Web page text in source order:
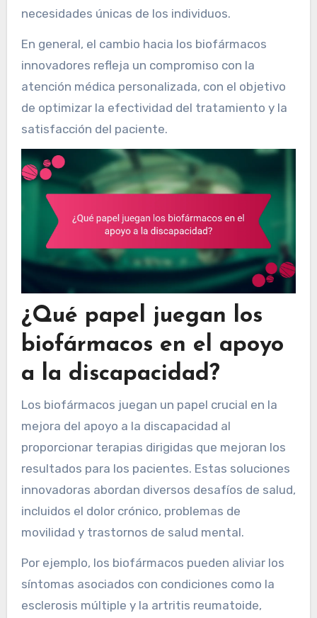
necesidades únicas de los individuos.
En general, el cambio hacia los biofármacos
innovadores refleja un compromiso con la
atención médica personalizada, con el objetivo
de optimizar la efectividad del tratamiento y la
satisfacción del paciente.
¿Qué papel juegan los
biofármacos en el apoyo
a la discapacidad?
Los biofármacos juegan un papel crucial en la
mejora del apoyo a la discapacidad al
proporcionar terapias dirigidas que mejoran los
resultados para los pacientes. Estas soluciones
innovadoras abordan diversos desafíos de salud,
incluidos el dolor crónico, problemas de
movilidad y trastornos de salud mental.
Por ejemplo, los biofármacos pueden aliviar los
síntomas asociados con condiciones como la
esclerosis múltiple y la artritis reumatoide,